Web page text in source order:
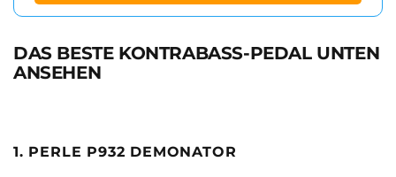
DAS BESTE KONTRABASS-PEDAL UNTEN
ANSEHEN
1. PERLE P932 DEMONATOR